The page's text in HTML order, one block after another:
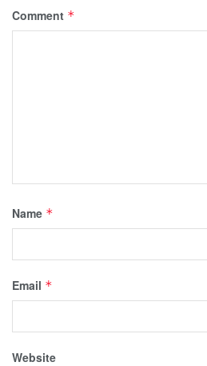
Comment *
Name *
Email *
Website